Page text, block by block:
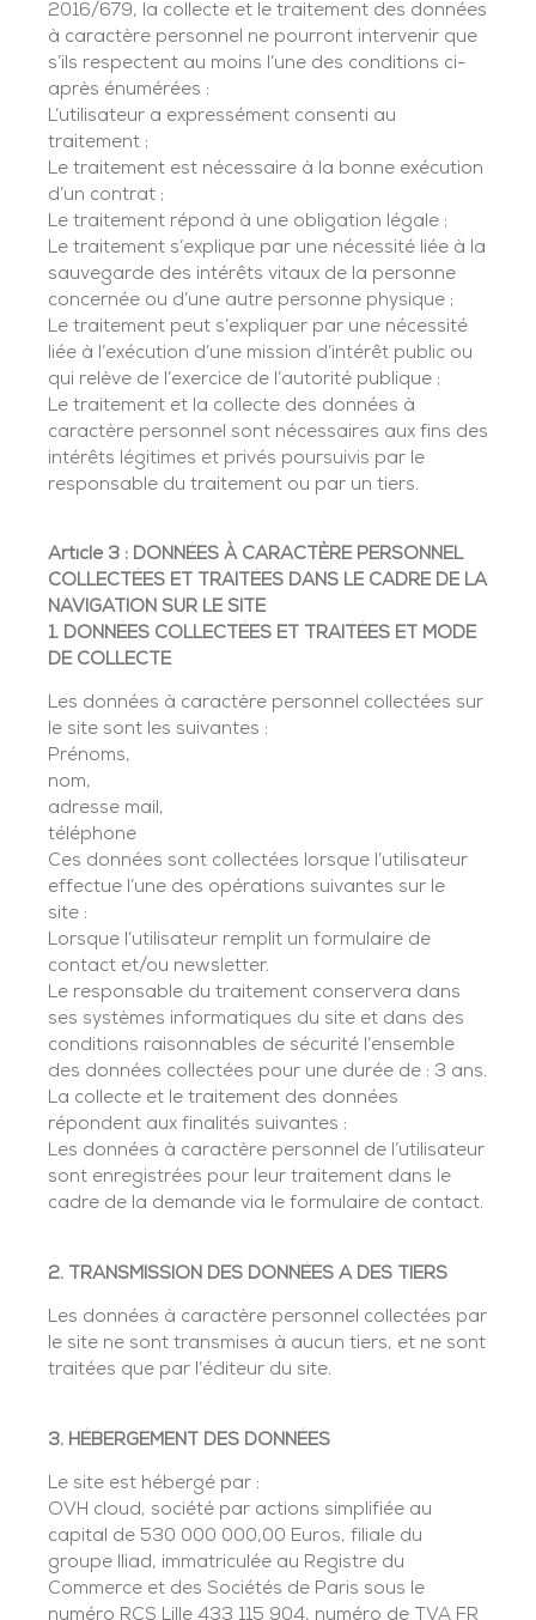
2016/679, la collecte et le traitement des données
à caractère personnel ne pourront intervenir que
s’ils respectent au moins l’une des conditions ci-
après énumérées :
L’utilisateur a expressément consenti au
traitement ;
Le traitement est nécessaire à la bonne exécution
d’un contrat ;
Le traitement répond à une obligation légale ;
Le traitement s’explique par une nécessité liée à la
sauvegarde des intérêts vitaux de la personne
concernée ou d’une autre personne physique ;
Le traitement peut s’expliquer par une nécessité
liée à l’exécution d’une mission d’intérêt public ou
qui relève de l’exercice de l’autorité publique ;
Le traitement et la collecte des données à
caractère personnel sont nécessaires aux fins des
intérêts légitimes et privés poursuivis par le
responsable du traitement ou par un tiers.
Article 3 : DONNÉES À CARACTÈRE PERSONNEL
COLLECTÉES ET TRAITÉES DANS LE CADRE DE LA
NAVIGATION SUR LE SITE
1. DONNÉES COLLECTÉES ET TRAITÉES ET MODE
DE COLLECTE
Les données à caractère personnel collectées sur
le site sont les suivantes :
Prénoms,
nom,
adresse mail,
téléphone
Ces données sont collectées lorsque l’utilisateur
effectue l’une des opérations suivantes sur le
site :
Lorsque l’utilisateur remplit un formulaire de
contact et/ou newsletter.
Le responsable du traitement conservera dans
ses systèmes informatiques du site et dans des
conditions raisonnables de sécurité l’ensemble
des données collectées pour une durée de : 3 ans.
La collecte et le traitement des données
répondent aux finalités suivantes :
Les données à caractère personnel de l’utilisateur
sont enregistrées pour leur traitement dans le
cadre de la demande via le formulaire de contact.
2. TRANSMISSION DES DONNÉES A DES TIERS
Les données à caractère personnel collectées par
le site ne sont transmises à aucun tiers, et ne sont
traitées que par l’éditeur du site.
3. HÉBERGEMENT DES DONNÉES
Le site est hébergé par :
OVH cloud, société par actions simplifiée au
capital de 530 000 000,00 Euros, filiale du
groupe Iliad, immatriculée au Registre du
Commerce et des Sociétés de Paris sous le
numéro RCS Lille 433 115 904, numéro de TVA FR